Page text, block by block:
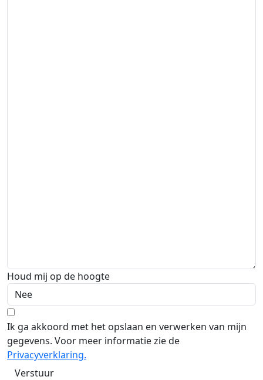
Houd mij op de hoogte
Ik ga akkoord met het opslaan en verwerken van mijn
gegevens. Voor meer informatie zie de
Privacyverklaring.
Verstuur